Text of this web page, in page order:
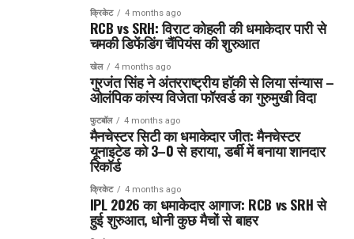
क्रिकेट 4 months ago
RCB vs SRH: विराट कोहली की धमाकेदार पारी से
चमकी डिफेंडिंग चैंपियंस की शुरुआत
खेल 4 months ago
गुरजंत सिंह ने अंतरराष्ट्रीय हॉकी से लिया संन्यास –
ओलंपिक कांस्य विजेता फॉरवर्ड का गुरुमुखी विदा
फुटबॉल 4 months ago
मैनचेस्टर सिटी का धमाकेदार जीत: मैनचेस्टर
यूनाइटेड को 3–0 से हराया, डर्बी में बनाया शानदार
रिकॉर्ड
क्रिकेट 4 months ago
IPL 2026 का धमाकेदार आगाज: RCB vs SRH से
हुई शुरुआत, धोनी कुछ मैचों से बाहर